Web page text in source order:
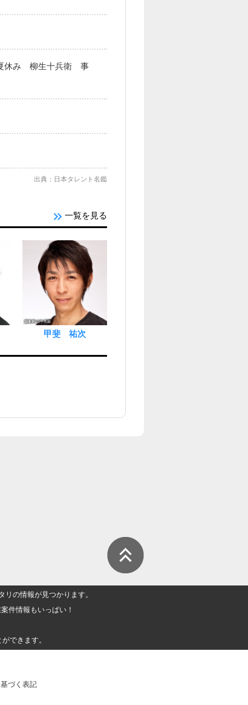
休み 柳生十兵衛 事
出典：日本タレント名鑑
一覧を見る
甲斐 祐次
の情報が見つかります。
件情報もいっぱい！
できます。
づく表記